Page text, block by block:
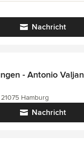
Nachricht
- Antonio Valjan
Nachricht
Hamburg